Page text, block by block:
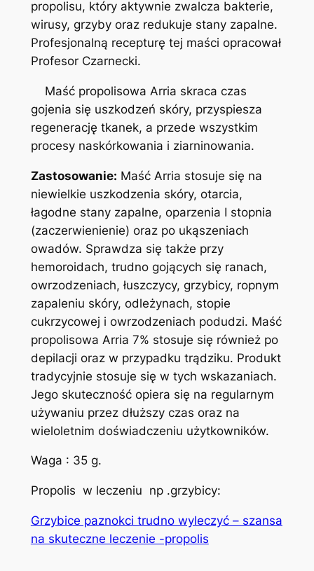
i
a
7
propolisu, który aktywnie zwalcza bakterie,
wirusy, grzyby oraz redukuje stany zapalne.
Profesjonalną recepturę tej maści opracował
Profesor Czarnecki.
Maść propolisowa Arria skraca czas
gojenia się uszkodzeń skóry, przyspiesza
regenerację tkanek, a przede wszystkim
procesy naskórkowania i ziarninowania.
Zastosowanie: Maść Arria stosuje się na
niewielkie uszkodzenia skóry, otarcia,
łagodne stany zapalne, oparzenia I stopnia
(zaczerwienienie) oraz po ukąszeniach
owadów. Sprawdza się także przy
hemoroidach, trudno gojących się ranach,
owrzodzeniach, łuszczycy, grzybicy, ropnym
zapaleniu skóry, odleżynach, stopie
cukrzycowej i owrzodzeniach podudzi. Maść
propolisowa Arria 7% stosuje się również po
depilacji oraz w przypadku trądziku. Produkt
tradycyjnie stosuje się w tych wskazaniach.
Jego skuteczność opiera się na regularnym
używaniu przez dłuższy czas oraz na
wieloletnim doświadczeniu użytkowników.
Waga : 35 g.
Propolis w leczeniu np .grzybicy:
Grzybice paznokci trudno wyleczyć – szansa
na skuteczne leczenie -propolis